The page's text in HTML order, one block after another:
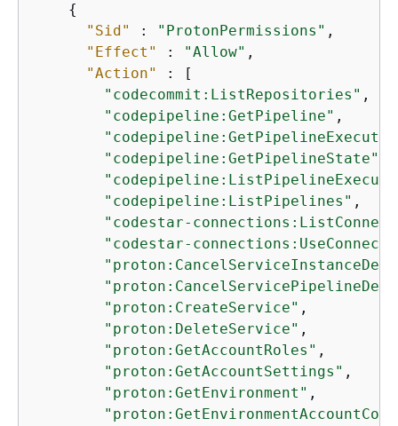
{
"Sid"
: "ProtonPermissions" ,
"Effect"
: "Allow" ,
"Action"
: [
"codecommit:ListRepositories" ,
"codepipeline:GetPipeline" ,
"codepipeline:GetPipelineState"
"codepipeline:ListPipelines" ,
"codestar-
"codestar-
"proton:CreateService" ,
"proton:DeleteService" ,
"proton:GetAccountRoles" ,
"proton:GetAccountSettings" ,
"proton:GetEnvironment" ,